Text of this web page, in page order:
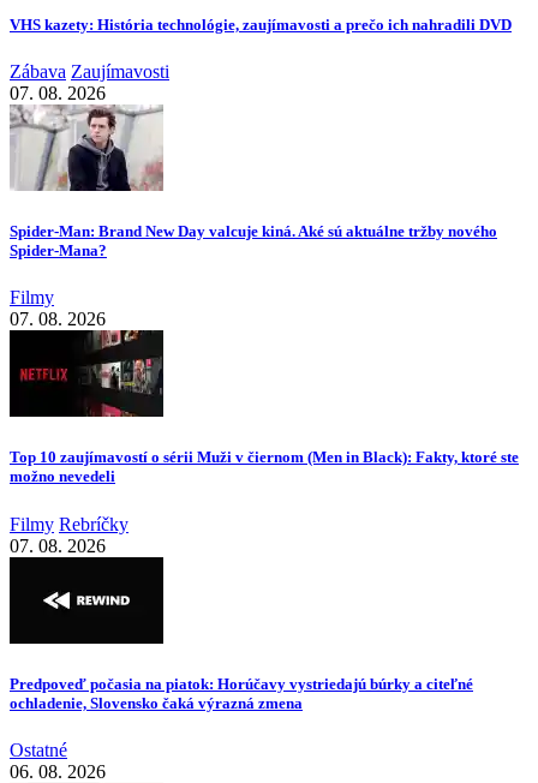
VHS kazety: História technológie, zaujímavosti a prečo ich nahradili DVD
Zábava Zaujímavosti
07. 08. 2026
Spider-Man: Brand New Day valcuje kiná. Aké sú aktuálne tržby nového
Spider-Mana?
Filmy
07. 08. 2026
Top 10 zaujímavostí o sérii Muži v čiernom (Men in Black): Fakty, ktoré ste
možno nevedeli
Filmy Rebríčky
07. 08. 2026
Predpoveď počasia na piatok: Horúčavy vystriedajú búrky a citeľné
ochladenie, Slovensko čaká výrazná zmena
Ostatné
06. 08. 2026